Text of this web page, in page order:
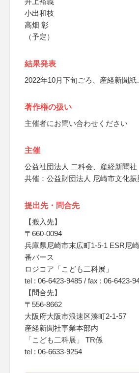
小出和枝
高畑 彰
（予定）
結果発表
2022年10月下旬ごろ、産経新聞紙
著作権の扱い
主催者にお問い合わせください
主催
公益社団法人 二科会、産経新聞社
共催：公益財団法人 尼崎市文化振
提出先・問合先
【搬入先】
〒660-0094
兵庫県尼崎市末広町1-5-1 ESR尼
番バース
ロジコア「こども二科展」
tel : 06-6423-9485 / fax : 06-6423-
【問合先】
〒556-8662
大阪府大阪市浪速区湊町2-1-57
産経新聞社事業本部内
「こども二科展」 TR係
tel : 06-6633-9254